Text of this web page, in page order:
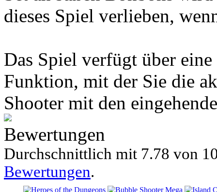
dieses Spiel verlieben,
Das Spiel verfügt über
Funktion, mit der Sie die
Shooter mit den
Bewertungen
Durchschnittlich mit 7.78 von
Bewertungen.